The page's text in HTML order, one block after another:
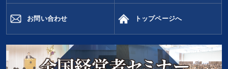
お問い合わせ トップページへ